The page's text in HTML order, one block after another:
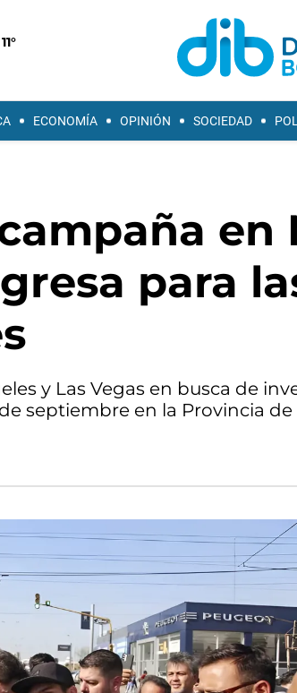
11°
ECONOMÍA OPINIÓN SOCIEDAD
en
para
y Las Vegas en busca de
septiembre en la Provincia de